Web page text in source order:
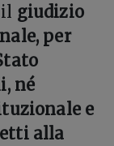
giudizio
per
né
e
alla